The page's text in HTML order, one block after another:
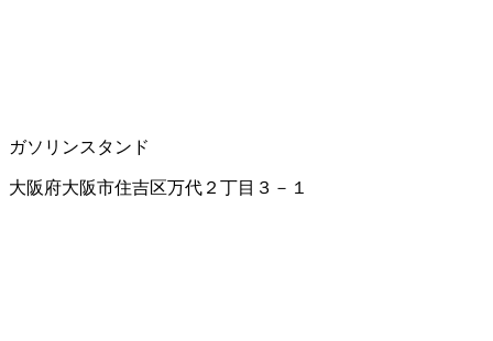
ガソリンスタンド
大阪府大阪市住吉区万代２丁目３－１